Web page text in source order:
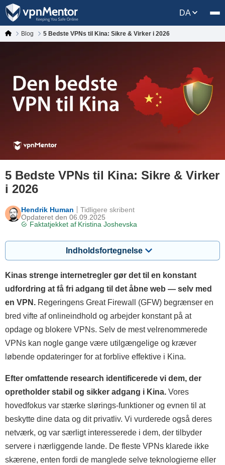
DA
Blog 5 Bedste VPNs til Kina: Sikre & Virker i 2026
5 Bedste VPNs til Kina: Sikre & Virker
i 2026
Hendrik Human
Opdateret den 06.09.2025
Faktatjekket af Kristina Joshevska
Tidligere skribent
Indholdsfortegnelse
Kinas strenge internetregler gør det til en konstant
udfordring at få fri adgang til det åbne web — selv med
en VPN. Regeringens Great Firewall (GFW) begrænser en
bred vifte af onlineindhold og arbejder konstant på at
opdage og blokere VPNs. Selv de mest velrenommerede
VPNs kan nogle gange være utilgængelige og kræver
løbende opdateringer for at forblive effektive i Kina.
Efter omfattende research identificerede vi dem, der
opretholder stabil og sikker adgang i Kina. Vores
hovedfokus var stærke slørings-funktioner og evnen til at
beskytte dine data og dit privatliv. Vi vurderede også deres
netværk, og var særligt interesserede i dem, der tilbyder
servere i nærliggende lande. De fleste VPNs klarede ikke
skærene, enten fordi de manglede selve teknologierne eller